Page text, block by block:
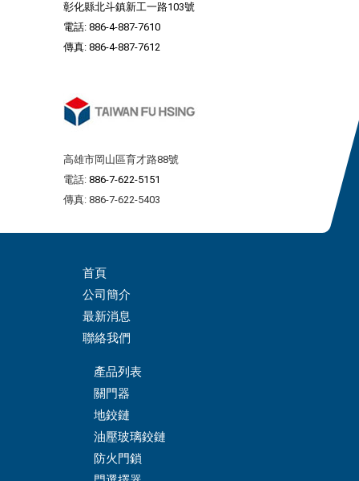
彰化縣北斗鎮新工一路103號
電話: 886-4-887-7610
傳真: 886-4-887-7612
高雄市岡山區育才路88號
電話: 886-7-622-5151
傳真: 886-7-622-5403
首頁
公司簡介
最新消息
聯絡我們
產品列表
關門器
地鉸鏈
油壓玻璃鉸鏈
防火門鎖